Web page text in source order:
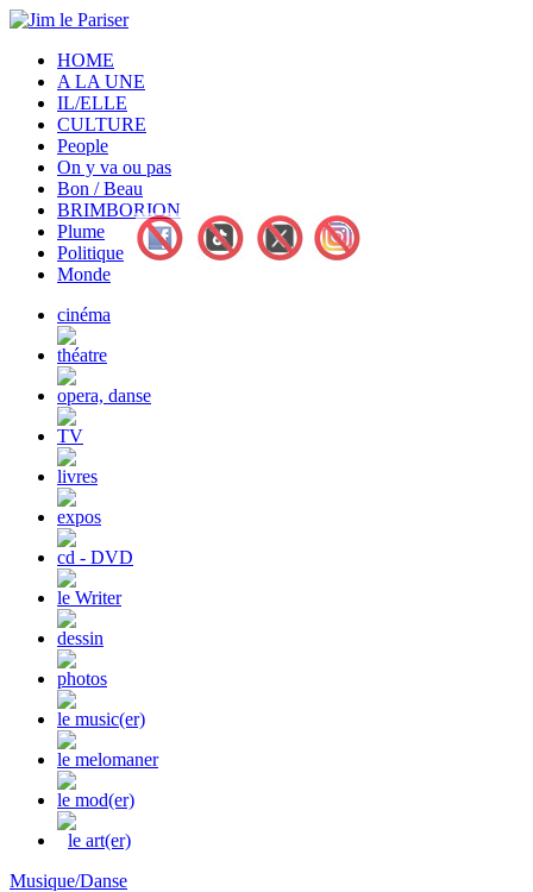
HOME
A LA UNE
IL/ELLE
CULTURE
People
On y va ou pas
Bon / Beau
BRIMBORION
Plume
Politique
Monde
cinéma
théatre
opera, danse
TV
livres
expos
cd - DVD
le Writer
dessin
photos
le music(er)
le melomaner
le mod(er)
le art(er)
Musique/Danse